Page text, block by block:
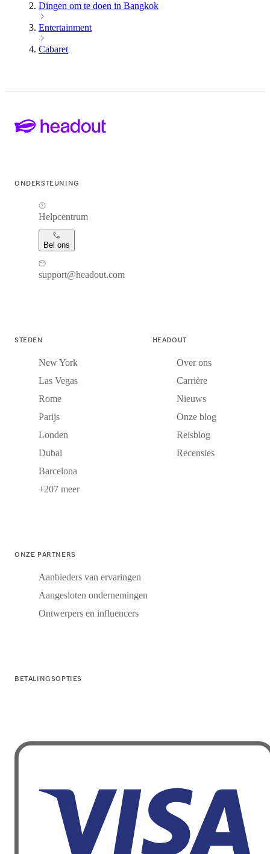
Dingen om te doen in Bangkok
Entertainment
Cabaret
ONDERSTEUNING
Helpcentrum
Bel ons
support@headout.com
STEDEN
New York
Las Vegas
Rome
Parijs
Londen
Dubai
Barcelona
+207 meer
HEADOUT
Over ons
Carrière
Nieuws
Onze blog
Reisblog
Recensies
ONZE PARTNERS
Aanbieders van ervaringen
Aangesloten ondernemingen
Ontwerpers en influencers
BETALINGSOPTIES